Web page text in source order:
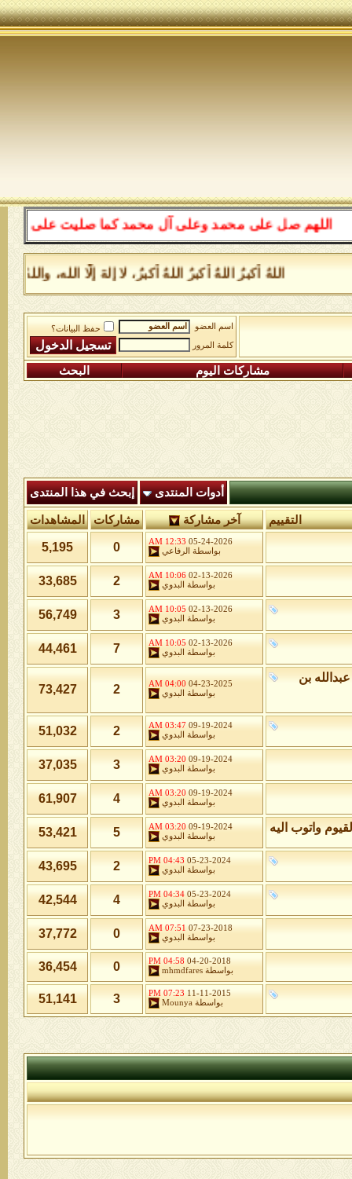
اللهم صل على محمد وعلى آل محمد كما صليت على إبراهيم
اللهُ أكبرُ اللهُ أكبرُ اللهُ أكبرُ، لا إلهَ إلَّا الله،
اسم العضو
حفظ البيانات؟
كلمة المرور
مشاركات اليوم البحث
أدوات المنتدى إبحث في هذا المنتدى
التقييم آخر مشاركة مشاركات المشاهدات
05-24-2026
12:33 AM
بواسطة
الرفاعي 0
5,195
02-13-2026
10:06 AM
بواسطة
البدوي 2
33,685
02-13-2026
10:05 AM
بواسطة
البدوي 3
56,749
02-13-2026
10:05 AM
بواسطة
البدوي 7
44,461
بن 04-23-2025
04:00 AM
بواسطة
البدوي 2
73,427
09-19-2024
03:47 AM
بواسطة
البدوي 2
51,032
09-19-2024
03:20 AM
بواسطة
البدوي 3
37,035
09-19-2024
03:20 AM
بواسطة
البدوي 4
61,907
واتوب اليه 09-19-2024
03:20 AM
بواسطة
البدوي 5
53,421
05-23-2024
04:43 PM
بواسطة
البدوي 2
43,695
05-23-2024
04:34 PM
بواسطة
البدوي 4
42,544
07-23-2018
07:51 AM
بواسطة
البدوي 0
37,772
04-20-2018
04:58 PM
بواسطة mhmdfares
0
36,454
11-11-2015
07:23 PM
بواسطة Mounya
3
51,141